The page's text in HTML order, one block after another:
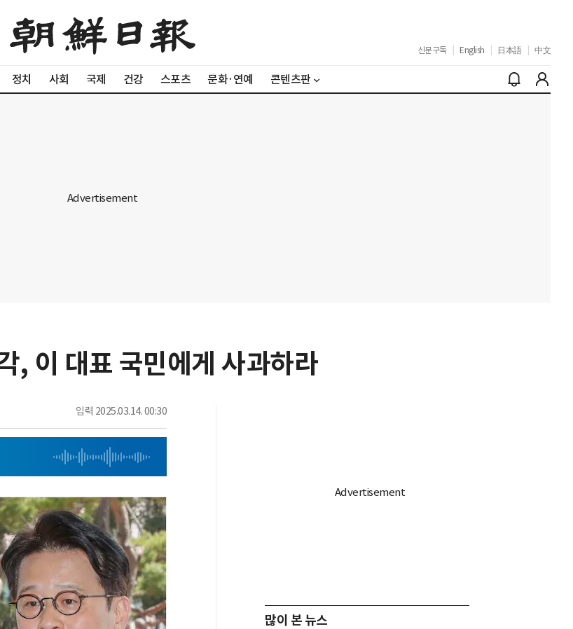
신문구독 English 日本語 中文
정치 사회 국제 건강 스포츠 문화·연예 콘텐츠판
, 이 대표 국민에게 사과하라
입력 2025.03.14. 00:30
많이 본 뉴스